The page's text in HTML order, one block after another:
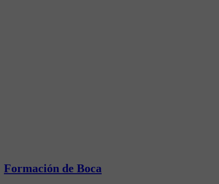
Formación de Boca